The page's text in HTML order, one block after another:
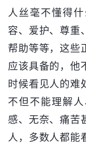
人丝毫不懂得
容、爱护、尊重
帮助等等，这些
应该具备的，他
时候看见人的难
不但不能理解
感、无奈、痛苦
人，多数人都能